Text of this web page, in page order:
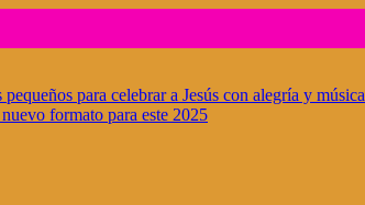
para celebrar a Jesús con alegría y música
formato para este 2025